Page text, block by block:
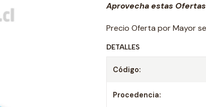
Aprovecha estas
Precio Oferta por Mayor
DETALLES
Código:
Procedencia: